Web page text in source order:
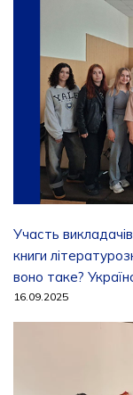
Участь
книги
воно таке?
16.09.2025